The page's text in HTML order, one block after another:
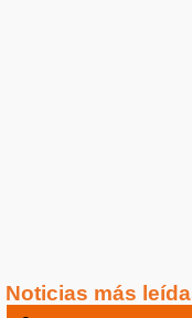
Noticias más